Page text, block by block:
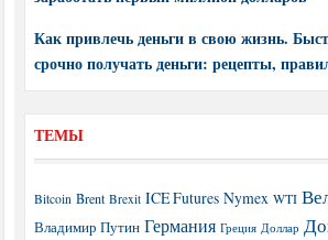
Как привлечь деньги в свою жизнь.
срочно получать деньги: рецепты,
ТЕМЫ
Bitcoin Brent Brexit ICE Futures Nymex WTI
Владимир Путин Германия Греция Доллар